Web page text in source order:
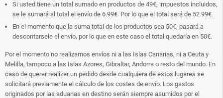
Si usted tiene un total sumado en productos de 49€, impuestos incluidos,
se le sumará al total el envío de 6.99€. Por lo que el total será de 52.99€.
En el momento que la suma total de los productos sea 50€, pasará a
descontarsele el envío, por lo que en este caso el total quedaría en 50€.
Por el momento no realizamos envíos ni a las Islas Canarias, ni a Ceuta y
Melilla, tampoco a las Islas Azores, Gibraltar, Andorra o resto del mundo. En
caso de querer realizar un pedido desde cualquiera de estos lugares se
solicitará previamente el cálculo de los costes de envío. Los gastos
originados por las aduanas en destino serán siempre asumidos por el